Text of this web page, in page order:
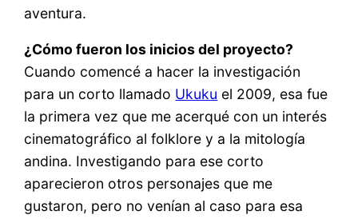
aventura.
¿Cómo fueron los inicios del proyecto?
Cuando comencé a hacer la investigación
para un corto llamado Ukuku el 2009, esa fue
la primera vez que me acerqué con un interés
cinematográfico al folklore y a la mitología
andina. Investigando para ese corto
aparecieron otros personajes que me
gustaron, pero no venían al caso para esa